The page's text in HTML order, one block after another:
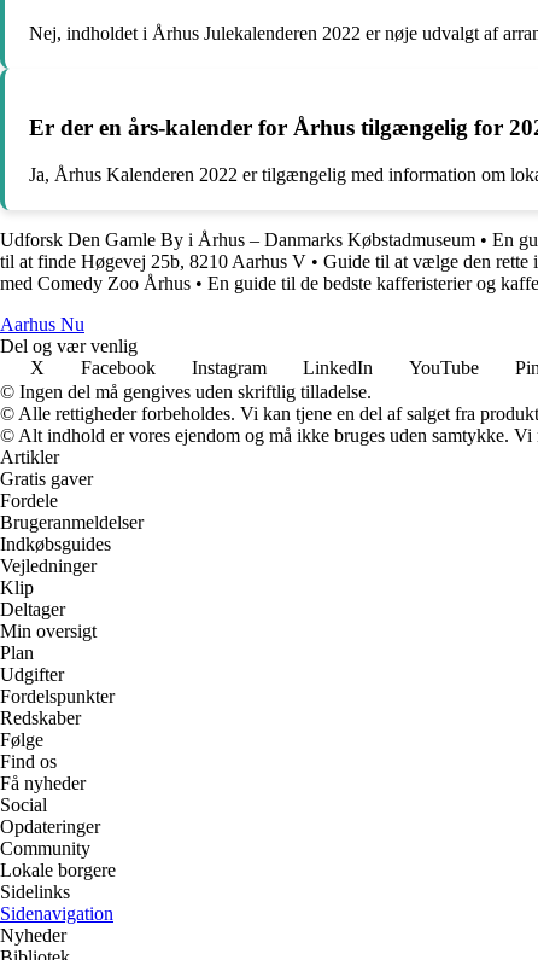
Nej, indholdet i Århus Julekalenderen 2022 er nøje udvalgt af
Er der en års-kalender for Århus tilgængelig for
Ja, Århus Kalenderen 2022 er tilgængelig med information om
Udforsk Den Gamle By i Århus – Danmarks Købstadmuseum • En
til at finde Høgevej 25b, 8210 Aarhus V • Guide til at vælge den rette
med Comedy Zoo Århus • En guide til de bedste kafferisterier og
Aarhus Nu
Del og vær venlig
X
Facebook Instagram LinkedIn YouTube
© Ingen del må gengives uden skriftlig tilladelse.
© Alle rettigheder forbeholdes. Vi kan tjene en del af salget fra
© Alt indhold er vores ejendom og må ikke bruges uden samtykke.
Artikler
Gratis gaver
Fordele
Brugeranmeldelser
Indkøbsguides
Vejledninger
Klip
Deltager
Min oversigt
Plan
Udgifter
Fordelspunkter
Redskaber
Følge
Find os
Få nyheder
Social
Opdateringer
Community
Lokale borgere
Sidelinks
Sidenavigation
Nyheder